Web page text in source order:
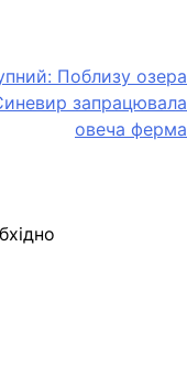
Поблизу озера
запрацювала
овеча ферма